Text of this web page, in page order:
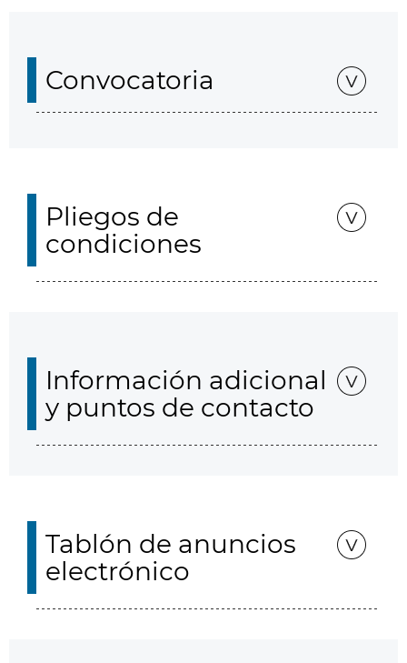
Convocatoria
Pliegos de
condiciones
Información adicional
y puntos de contacto
Tablón de anuncios
electrónico